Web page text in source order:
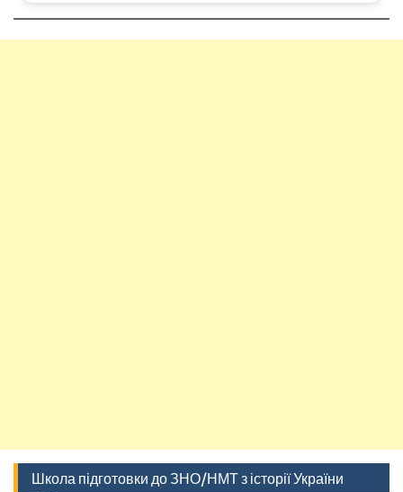
Школа підготовки до ЗНО/НМТ з історії України